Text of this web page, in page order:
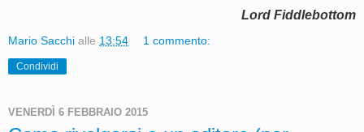
Lord Fiddlebottom
Mario Sacchi alle 13:54 1 commento:
Condividi
VENERDÌ 6 FEBBRAIO 2015